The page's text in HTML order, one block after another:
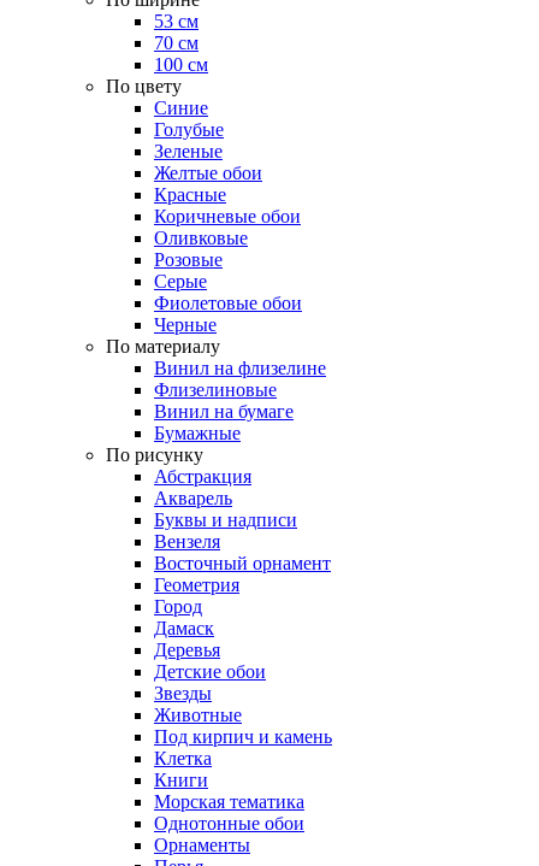
53 см
70 см
100 см
По цвету
Синие
Голубые
Зеленые
Желтые обои
Красные
Коричневые обои
Оливковые
Розовые
Серые
Фиолетовые обои
Черные
По материалу
Винил на флизелине
Флизелиновые
Винил на бумаге
Бумажные
По рисунку
Абстракция
Акварель
Буквы и надписи
Вензеля
Восточный орнамент
Геометрия
Город
Дамаск
Деревья
Детские обои
Звезды
Животные
Под кирпич и камень
Клетка
Книги
Морская тематика
Однотонные обои
Орнаменты